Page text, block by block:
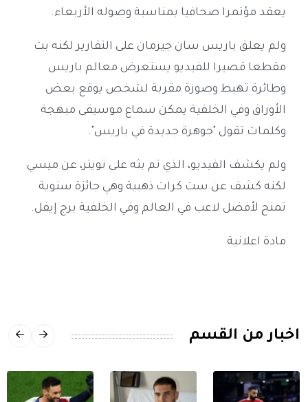
يعقد مؤتمرا صحافيا بمناسبة وصوله الأربعاء.
ولم يعلق باريس سان جيرمان على التقارير لكنه بث
مقطعا قصيرا للفيديو يستعرض معالم باريس
وطائرة تهبط وصورة مقربة لشخص يوقع بعض
الأوراق وفي الخلفية يمكن سماع موسيقى مبهجة
وكلمات تقول "جوهرة جديدة في باريس".
ولم يكشف الفيديو، الذي تم بثه على تويتر، عن ميسي
لكنه كشف عن ست كرات ذهبية وهي جائزة سنوية
تمنح لأفضل لاعب في العالم وفي الخلفية برج إيفل.
مادة اعلانية
اخبار من القسم